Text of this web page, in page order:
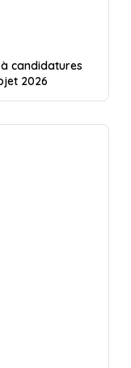
candidatures
2026